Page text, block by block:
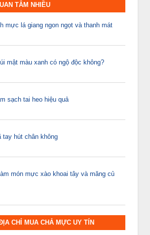
TÂM NHIỀU
mực lá giang ngon ngọt và thanh mát
mật màu xanh có ngộ độc không?
sạch tai heo hiệu quả
tay hút chân không
món mực xào khoai tây và măng củ
CHỈ MUA CHẢ MỰC UY TÍN